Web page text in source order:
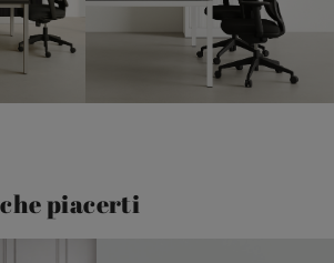
piacerti